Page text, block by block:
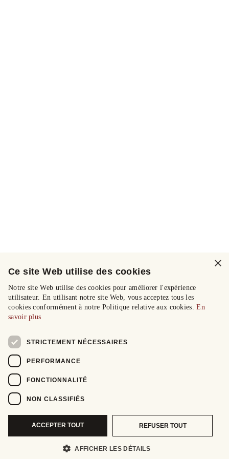
×
Ce site Web utilise des cookies
Notre site Web utilise des cookies pour améliorer l'expérience
utilisateur. En utilisant notre site Web, vous acceptez tous les
cookies conformément à notre Politique relative aux cookies.En
savoir plus
STRICTEMENT NÉCESSAIRES
PERFORMANCE
FONCTIONNALITÉ
NON CLASSIFIÉS
ACCEPTER TOUT REFUSER TOUT
AFFICHER LES DÉTAILS